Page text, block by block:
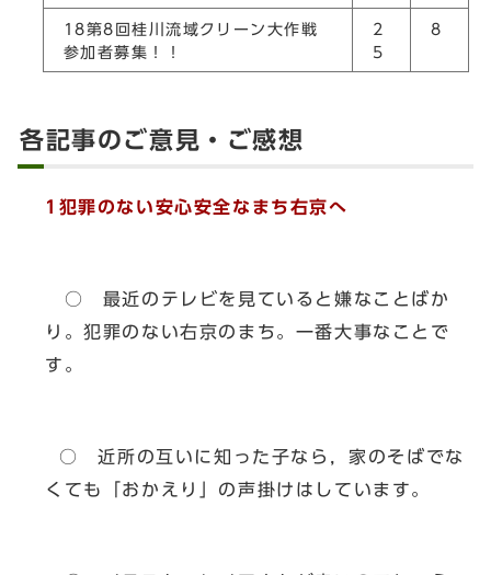
18第8回桂川流域クリーン大作戦
参加者募集！！
2
5
8
各記事のご意見・ご感想
1犯罪のない安心安全なまち右京へ
○ 最近のテレビを見ていると嫌なことばか
り。犯罪のない右京のまち。一番大事なことで
す。
○ 近所の互いに知った子なら，家のそばでな
くても「おかえり」の声掛けはしています。